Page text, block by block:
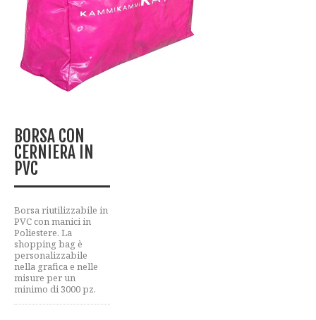
BORSA CON
CERNIERA IN
PVC
Borsa riutilizzabile in
PVC con manici in
Poliestere. La
shopping bag è
personalizzabile
nella grafica e nelle
misure per un
minimo di 3000 pz.